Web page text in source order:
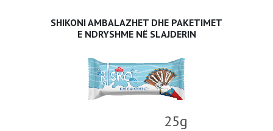
SHIKONI AMBALAZHET DHE PAKETIMET
E NDRYSHME NË SLAJDERIN
25g